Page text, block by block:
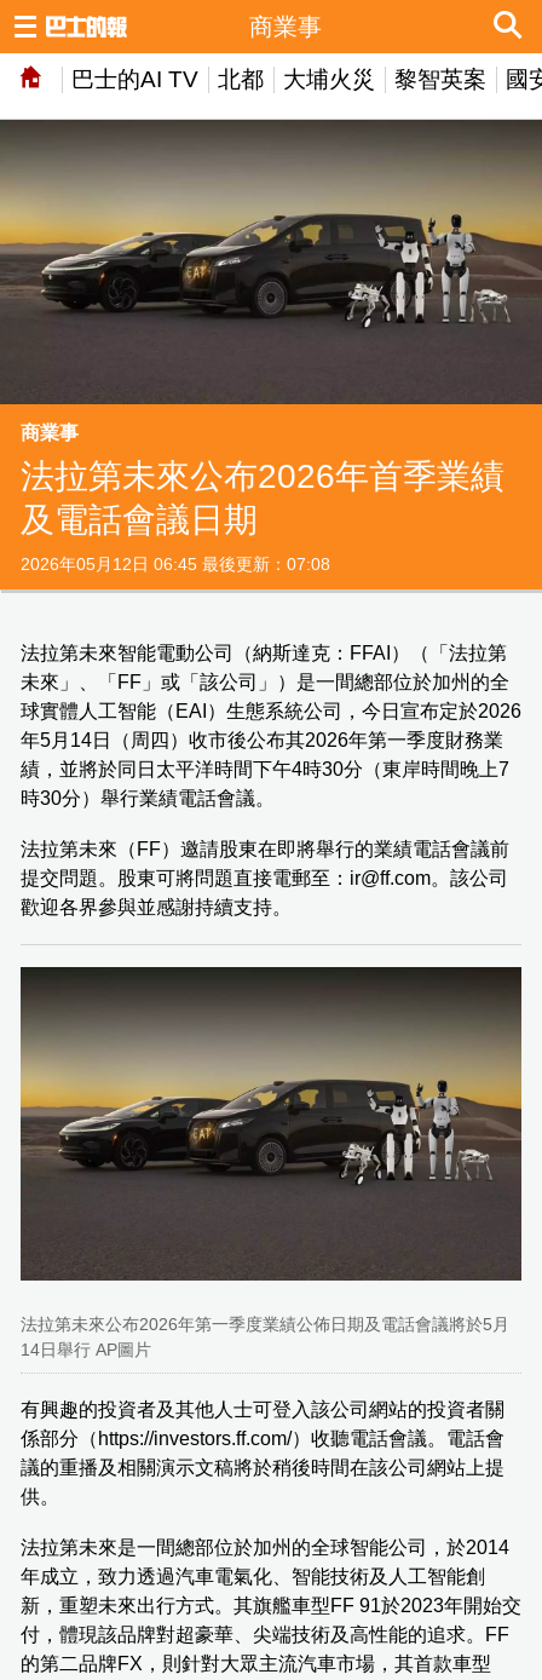
巴士的AI TV 北都 大埔火災 黎智英案 國
商業事
商業事
法拉第未來公布2026年首季業績
及電話會議日期
2026年05月12日 06:45 最後更新：07:08
法拉第未來智能電動公司（納斯達克：FFAI）（「法拉第
未來」、「FF」或「該公司」）是一間總部位於加州的全
球實體人工智能（EAI）生態系統公司，今日宣布定於2026
年5月14日（周四）收市後公布其2026年第一季度財務業
績，並將於同日太平洋時間下午4時30分（東岸時間晚上7
時30分）舉行業績電話會議。
法拉第未來（FF）邀請股東在即將舉行的業績電話會議前
提交問題。股東可將問題直接電郵至：ir@ff.com。該公司
歡迎各界參與並感謝持續支持。
法拉第未來公布2026年第一季度業績公佈日期及電話會議將於5月
14日舉行 AP圖片
有興趣的投資者及其他人士可登入該公司網站的投資者關
係部分（https://investors.ff.com/）收聽電話會議。電話會
議的重播及相關演示文稿將於稍後時間在該公司網站上提
供。
法拉第未來是一間總部位於加州的全球智能公司，於2014
年成立，致力透過汽車電氣化、智能技術及人工智能創
新，重塑未來出行方式。其旗艦車型FF 91於2023年開始交
付，體現該品牌對超豪華、尖端技術及高性能的追求。FF
的第二品牌FX，則針對大眾主流汽車市場，其首款車型